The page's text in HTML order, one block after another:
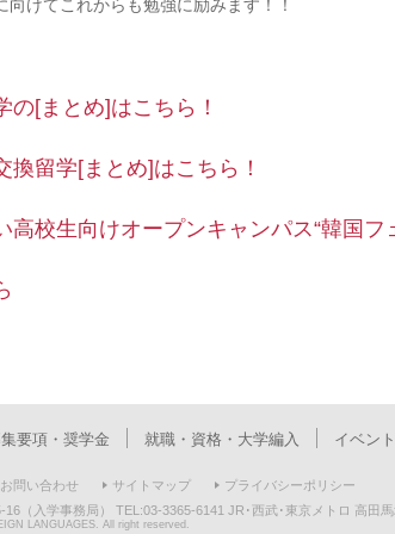
けてこれからも勉強に励みます！！
の[まとめ]はこちら！
換留学[まとめ]はこちら！
高校生向けオープンキャンパス“韓国フ
要項・奨学金 就職・資格・大学編入 イベン
お問い合わせ サイトマップ
プライバシーポリシー
（入学事務局） TEL:03-3365-6141 JR･西武･東京メトロ 高田
LANGUAGES. All right reserved.